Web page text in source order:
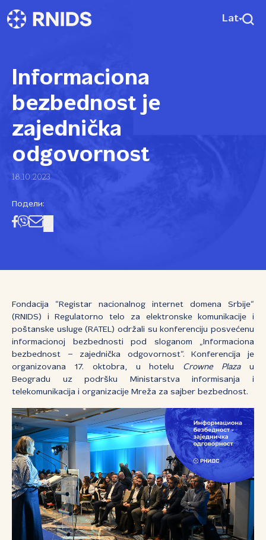
Lat
Informaciona
bezbednost je
zajednička
odgovornost
18.10.2023
Подели:
Fondacija “Registar nacionalnog internet domena Srbije“
(RNIDS) i Regulatorno telo za elektronske komunikacije i
poštanske usluge (RATEL) održali su konferenciju posvećenu
informacionoj bezbednosti pod sloganom „Informaciona
bezbednost – zajednička odgovornost“. Konferencija je
organizovana 17. oktobra, u hotelu Crowne Plazau
Beogradu uz podršku Ministarstva informisanja i
telekomunikacija i organizacije Mreža za sajber bezbednost.